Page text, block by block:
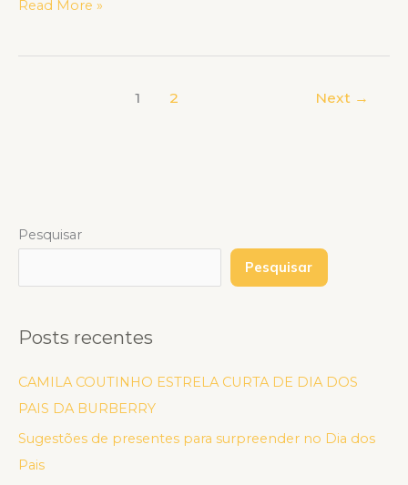
Read More »
1 2 Next →
Pesquisar
Pesquisar
Posts recentes
CAMILA COUTINHO ESTRELA CURTA DE DIA DOS
PAIS DA BURBERRY
Sugestões de presentes para surpreender no Dia dos
Pais